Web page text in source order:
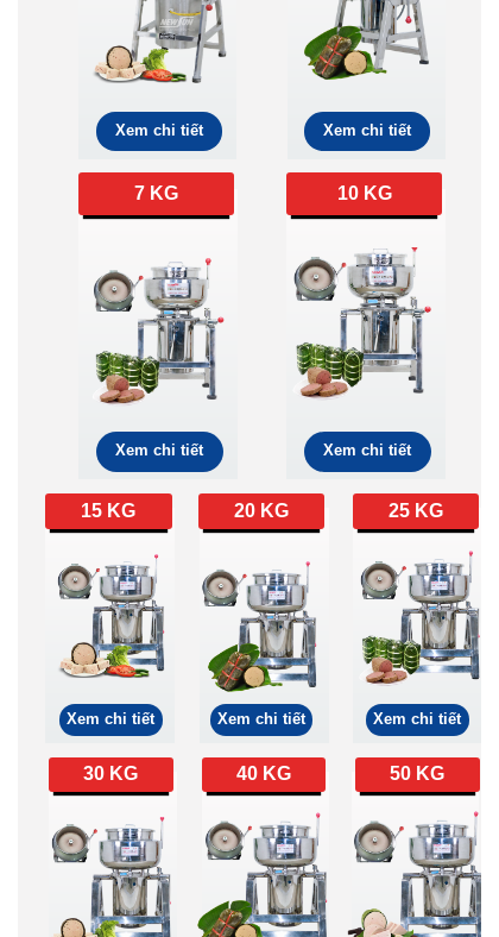
30 KG 40 KG 50 KG
10 KG
Xem chi tiết
Xem chi tiết Xem chi tiết
7 KG
Xem chi tiết
15 KG
Xem chi tiết
20 KG
Xem chi tiết
25 KG
Xem chi tiết